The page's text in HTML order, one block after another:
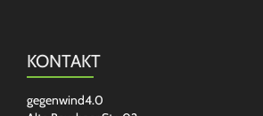
KONTAKT
gegenwind4.0